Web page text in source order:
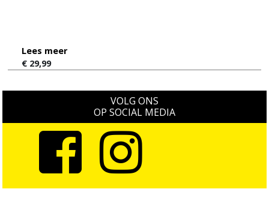
Lees meer
€ 29,99
VOLG ONS
OP SOCIAL MEDIA